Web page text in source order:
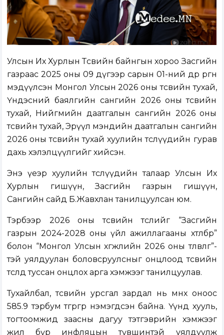
Улсын Их Хурлын Төсвийн байнгын хороо Засгийн
газраас 2025 оны 09 дүгээр сарын 01-ний өдөр өргөн
мэдүүлсэн Монгол Улсын 2026 оны төсвийн тухай,
Үндэсний баялгийн сангийн 2026 оны төсвийн
тухай, Нийгмийн даатгалын сангийн 2026 оны
төсвийн тухай, Эрүүл мэндийн даатгалын сангийн
2026 оны төсвийн тухай хуулийн төслүүдийн гурав
дахь хэлэлцүүлгийг хийсэн.
Энэ үеэр хуулийн төслүүдийн талаар Улсын Их
Хурлын гишүүн, Засгийн газрын гишүүн,
Сангийн сайд Б.Жавхлан танилцуулсан юм.
Тэрбээр 2026 оны төсвийн төслийг “Засгийн
газрын 2024-2028 оны үйл ажиллагааны хөтөлбөр”
болон “Монгол Улсын хөгжлийн 2026 оны төлөвлөгөө”-
тэй уялдуулан боловсруулсныг онцлоод төсвийн
төсөлд туссан онцлох арга хэмжээг танилцуулав.
Тухайлбал, төсвийн урсгал зардал нь өмнөх оноос
585.9 тэрбум төгрөгөөр нэмэгдсэн байна. Үүнд хууль,
тогтоомжид заасны дагуу тэтгэврийн хэмжээг
жил бүр инфляцын түвшинтэй уялдуулж